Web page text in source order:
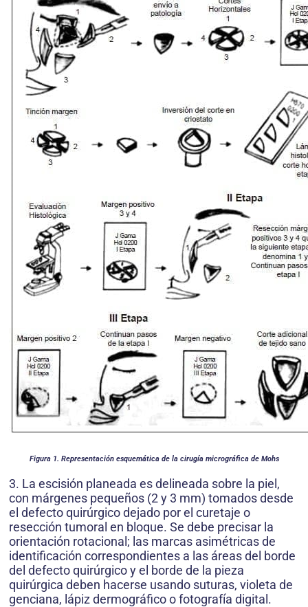
Figura 1. Representación esquemática de la cirugía micrográfica de Mohs
3. La escisión planeada es delineada sobre la piel,
con márgenes pequeños (2 y 3 mm) tomados desde
el defecto quirúrgico dejado por el cu­retaje o
resección tumoral en bloque. Se debe precisar la
orientación rotacional; las marcas asimétricas de
identificación correspondientes a las áreas del borde
del defecto quirúrgico y el borde de la pieza
quirúrgica deben hacerse usando suturas, violeta de
genciana, lápiz dermográfico o fotografía digital.